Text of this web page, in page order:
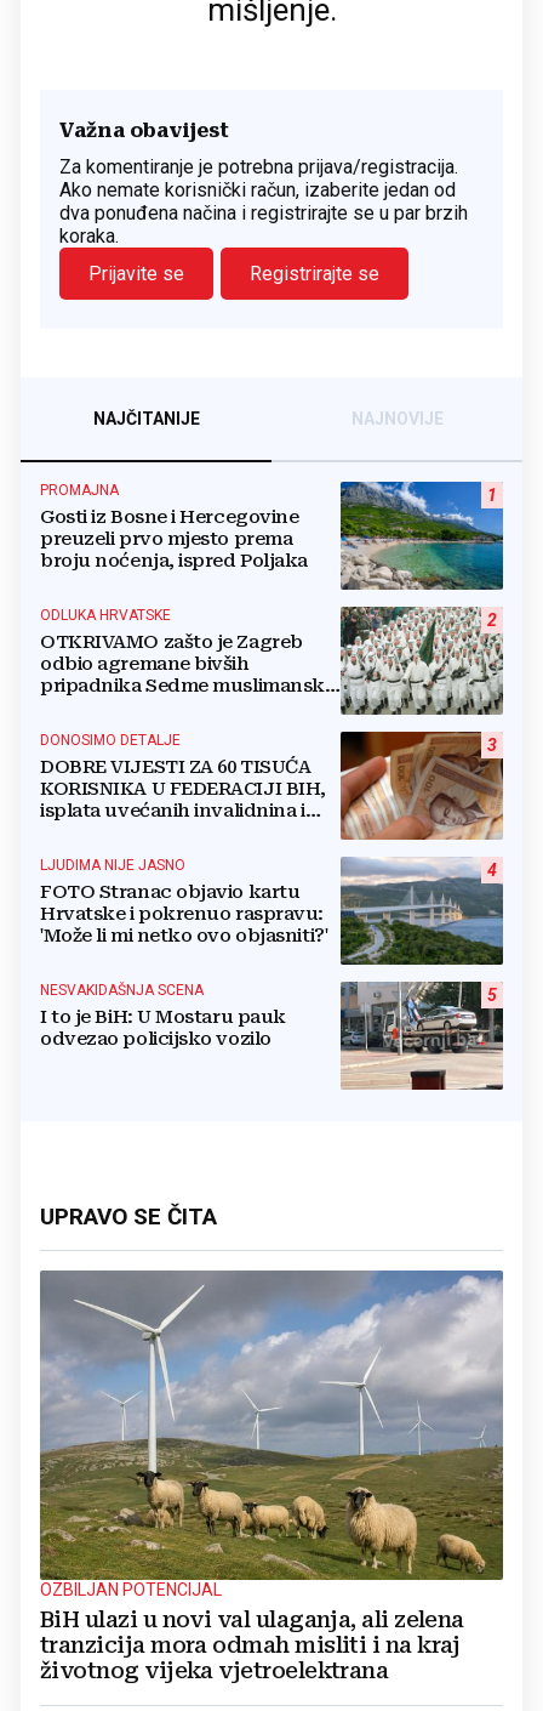
mišljenje.
Važna obavijest
Za komentiranje je potrebna prijava/registracija.
Ako nemate korisnički račun, izaberite jedan od
dva ponuđena načina i registrirajte se u par brzih
koraka.
Prijavite se
Registrirajte se
NAJČITANIJE NAJNOVIJE
1
PROMAJNA
Gosti iz Bosne i Hercegovine
preuzeli prvo mjesto prema
broju noćenja, ispred Poljaka
2
ODLUKA HRVATSKE
OTKRIVAMO zašto je Zagreb
odbio agremane bivših
pripadnika Sedme muslimanske
3
DONOSIMO DETALJE
DOBRE VIJESTI ZA 60 TISUĆA
KORISNIKA U FEDERACIJI BIH,
isplata uvećanih invalidnina i
4
LJUDIMA NIJE JASNO
FOTO Stranac objavio kartu
Hrvatske i pokrenuo raspravu:
'Može li mi netko ovo objasniti?'
5
NESVAKIDAŠNJA SCENA
I to je BiH: U Mostaru pauk
odvezao policijsko vozilo
UPRAVO SE ČITA
OZBILJAN POTENCIJAL
BiH ulazi u novi val ulaganja, ali zelena
tranzicija mora odmah misliti i na kraj
životnog vijeka vjetroelektrana